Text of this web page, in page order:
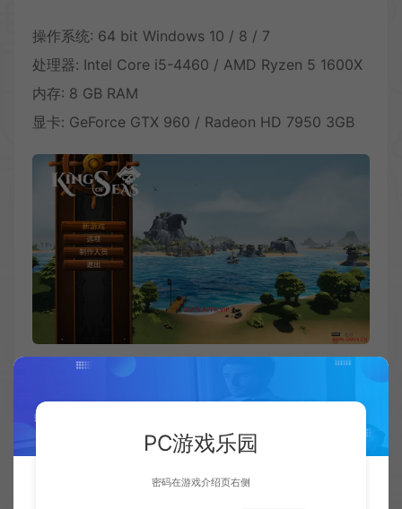
操作系统: 64 bit Windows 10 / 8 / 7
处理器: Intel Core i5-4460 / AMD Ryzen 5 1600X
内存: 8 GB RAM
显卡: GeForce GTX 960 / Radeon HD 7950 3GB
PC游戏乐园
密码在游戏介绍页右侧